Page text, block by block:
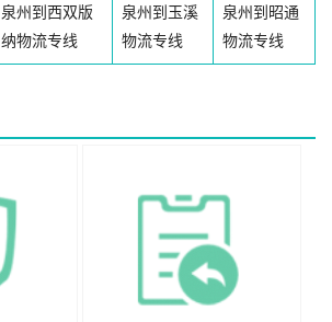
泉州到西双版
纳物流专线
泉州到玉溪
物流专线
泉州到昭通
物流专线